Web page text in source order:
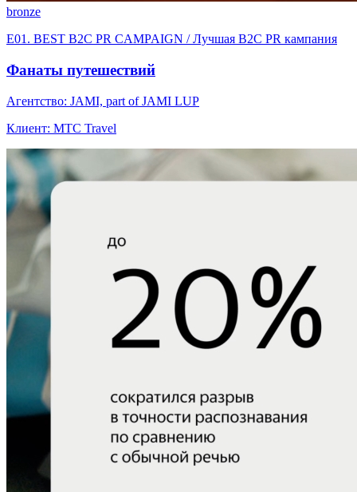
bronze
E01. BEST B2C PR CAMPAIGN / Лучшая B2C PR кампания
Фанаты путешествий
Агентство: JAMI, part of JAMI LUP
Клиент: МТС Travel